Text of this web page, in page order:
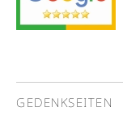
GEDENKSEITEN